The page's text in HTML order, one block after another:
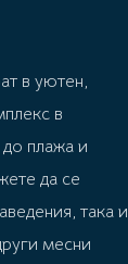
в уютен,
в
плажа и
да се
така и
месни